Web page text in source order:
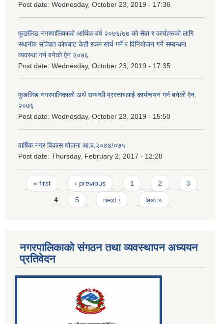
Post date: Wednesday, October 23, 2019 - 17:36
फूङलिङ नगरपालिकाको आर्थिक वर्ष २०७६/७७ को सेवा र कार्यहरुको लागि
स्थानीय सञ्चित कोषबाट केही रकम खर्च गर्ने र विनियोजन गर्ने सम्बन्धमा
व्यवस्था गर्न बनेको ऐन २०७६
Post date: Wednesday, October 23, 2019 - 17:35
फुङलिङ नगरपालिकाको अर्थ सम्बन्धी प्रस्ताबलाई कार्यन्वयन गर्न बनेको ऐन‚
२०७६
Post date: Wednesday, October 23, 2019 - 15:50
वार्षिक नगर विकास योजना आ.ब.२०७४/०७५
Post date: Thursday, February 2, 2017 - 12:28
Pages
« first ‹ previous 1 2 3
4 5 next › last »
नगरपालिकाको संगठन तथा व्यवस्थापन अध्ययन
प्रतिवेदन